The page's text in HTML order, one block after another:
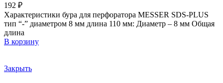
192 ₽
Характеристики бура для перфоратора MESSER SDS-PLUS
тип “-” диаметром 8 мм длина 110 мм: Диаметр – 8 мм Общая
длина
В корзину
Закрыть